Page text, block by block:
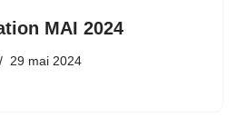
MAI 2024
29 mai 2024